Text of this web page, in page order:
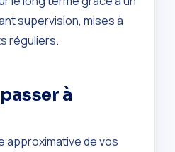
supervision, mises à
réguliers.
à
approximative de vos